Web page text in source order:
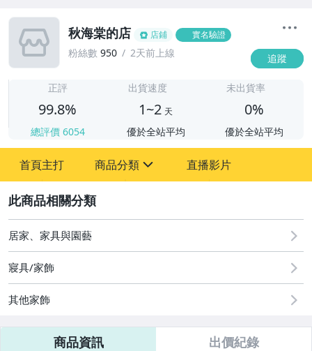
秋海棠的店 店鋪 實名驗證
粉絲數 950 2天前上線 追蹤
正評
99.8%
總評價 6054
出貨速度
1~2 天
優於全站平均
未出貨率
0%
優於全站平均
首頁主打 商品分類
其它
直播影片
居家、家具與園藝
寢具/家飾
其他家飾
商品資訊 出價紀錄